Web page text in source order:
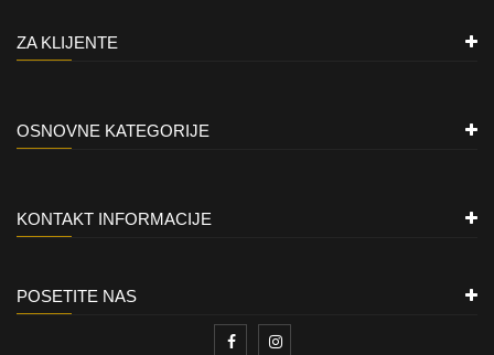
ZA KLIJENTE
OSNOVNE KATEGORIJE
KONTAKT INFORMACIJE
POSETITE NAS